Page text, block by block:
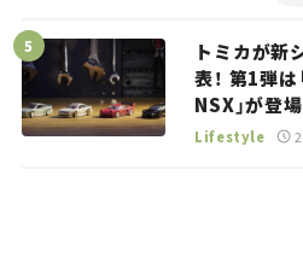
トミカが新
表！ 第1弾は
NSX」が登
る“JDM”に
Lifestyle